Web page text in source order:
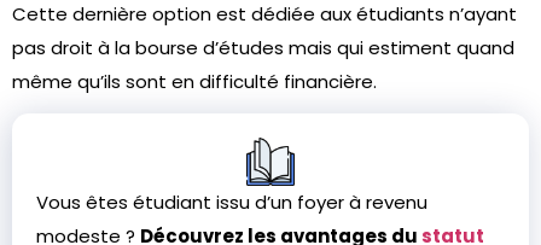
Cette dernière option est dédiée aux étudiants n’ayant
pas droit à la bourse d’études mais qui estiment quand
même qu’ils sont en difficulté financière.
Vous êtes étudiant issu d’un foyer à revenu
modeste ? Découvrez les avantages dustatut